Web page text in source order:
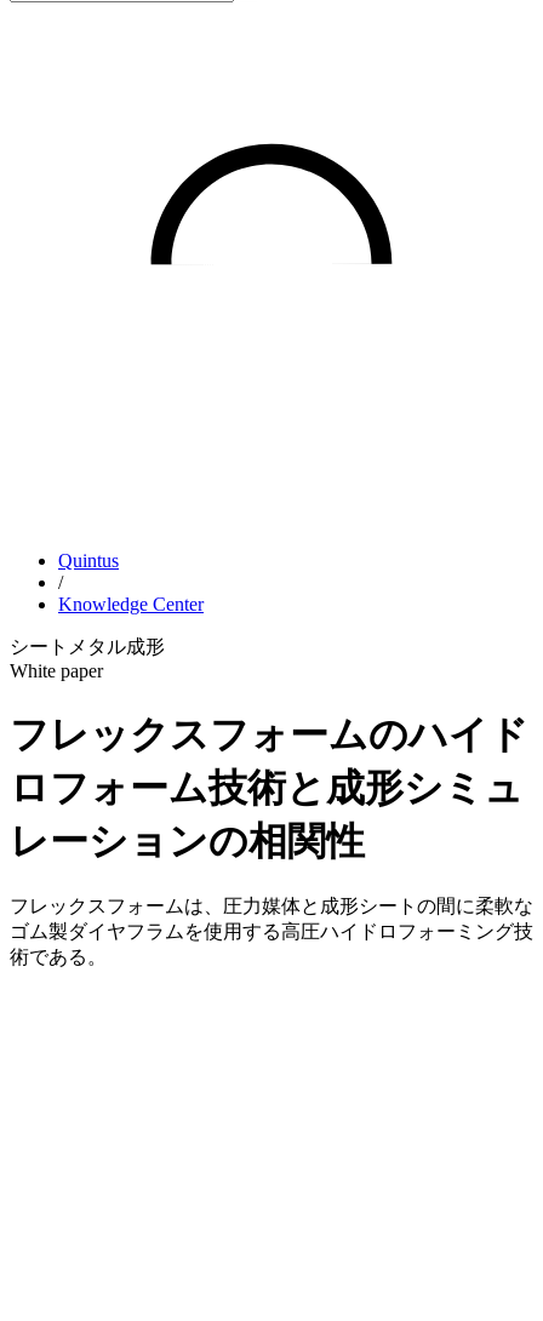
Quintus
/
Knowledge Center
シートメタル成形
White paper
フレックスフォームのハイド
ロフォーム技術と成形シミュ
レーションの相関性
フレックスフォームは、圧力媒体と成形シートの間に柔軟な
ゴム製ダイヤフラムを使用する高圧ハイドロフォーミング技
術である。